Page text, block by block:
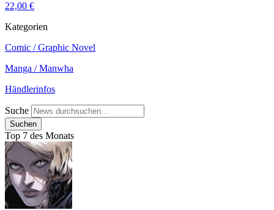
22,00 €
Kategorien
Comic / Graphic Novel
Manga / Manwha
Händlerinfos
Suche
Top 7 des Monats